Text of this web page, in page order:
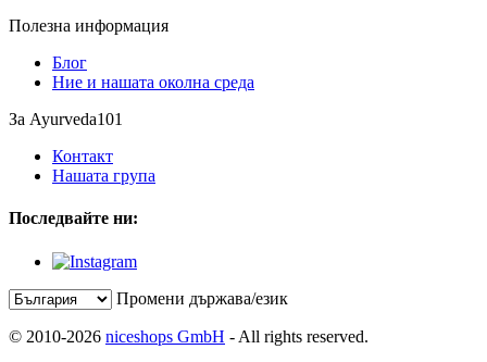
Полезна информация
Блог
Ние и нашата околна среда
За Ayurveda101
Контакт
Нашата група
Последвайте ни:
Промени държава/език
© 2010-2026 niceshops GmbH - All rights reserved.